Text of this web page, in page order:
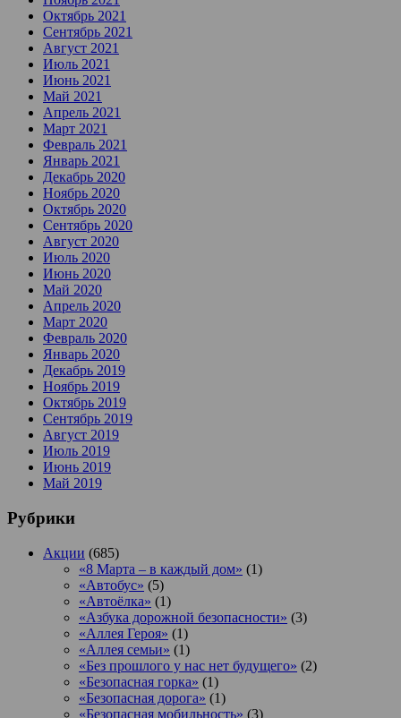
Октябрь 2021
Сентябрь 2021
Август 2021
Июль 2021
Июнь 2021
Май 2021
Апрель 2021
Март 2021
Февраль 2021
Январь 2021
Декабрь 2020
Ноябрь 2020
Октябрь 2020
Сентябрь 2020
Август 2020
Июль 2020
Июнь 2020
Май 2020
Апрель 2020
Март 2020
Февраль 2020
Январь 2020
Декабрь 2019
Ноябрь 2019
Октябрь 2019
Сентябрь 2019
Август 2019
Июль 2019
Июнь 2019
Май 2019
Рубрики
Акции (685)
«8 Марта – в каждый дом» (1)
«Автобус» (5)
«Автоёлка» (1)
«Азбука дорожной безопасности» (3)
«Аллея Героя» (1)
«Аллея семьи» (1)
«Без прошлого у нас нет будущего» (2)
«Безопасная горка» (1)
«Безопасная дорога» (1)
«Безопасная мобильность» (3)